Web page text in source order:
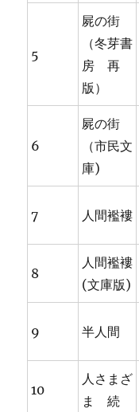
5
屍の街
（冬芽書
房 再
版）
6
屍の街
（市民文
庫)
7 人間襤褸
8
人間襤褸
(文庫版)
9 半人間
10
人さまざ
ま 続